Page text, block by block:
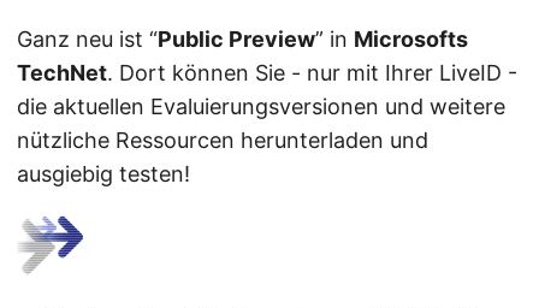
Ganz neu ist “Public Preview” in Microsofts
TechNet. Dort können Sie - nur mit Ihrer LiveID -
die aktuellen Evaluierungsversionen und weitere
nützliche Ressourcen herunterladen und
ausgiebig testen!